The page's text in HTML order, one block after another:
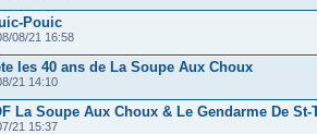
Pouic
08/21 16:58
les 40 ans de La Soupe Aux Choux
21 14:10
La Soupe Aux Choux & Le Gendarme De St-
21 15:37